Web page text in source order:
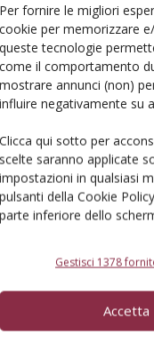
Per fornire le migliori
cookie per memorizzare
queste tecnologie
come il comportamento
mostrare annunci (non)
influire negativamente su
Clicca qui sotto per
scelte saranno applicate
impostazioni in qualsiasi
pulsanti della Cookie
parte inferiore dello
Gestisci 1378
Accetta
Ottant’anni
guardando
SCOPRI IL